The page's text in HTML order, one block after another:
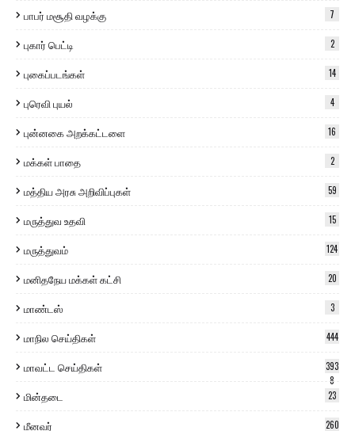
பாபர் மசூதி வழக்கு 7
புகார் பெட்டி 2
புகைப்படங்கள் 14
புரெவி புயல் 4
புன்னகை அறக்கட்டளை 16
மக்கள் பாதை 2
மத்திய அரசு அறிவிப்புகள் 59
மருத்துவ உதவி 15
மருத்துவம் 124
மனிதநேய மக்கள் கட்சி 20
மாண்டஸ் 3
மாநில செய்திகள் 444
மாவட்ட செய்திகள்
393
8
மின்தடை 23
மீனவர் 260